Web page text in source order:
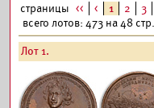
страницы << < 1 2 3
всего лотов: 473 на 48 стр.
Лот 1.